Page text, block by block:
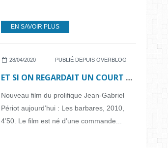
EN SAVOIR PLUS
28/04/2020 PUBLIÉ DEPUIS OVERBLOG
ET SI ON REGARDAIT UN COURT MÉTRAGE... N°43
Nouveau film du prolifique Jean-Gabriel
Périot aujourd’hui : Les barbares, 2010,
4’50. Le film est né d’une commande...